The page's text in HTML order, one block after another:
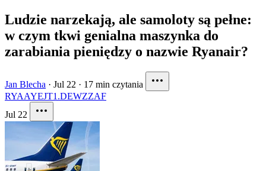
Ludzie narzekają, ale samoloty są pełne:
w czym tkwi genialna maszynka do
zarabiania pieniędzy o nazwie Ryanair?
Jan Blecha · Jul 22 · 17 min czytania
RYAAYEJT1.DEWZZAF
Jul 22